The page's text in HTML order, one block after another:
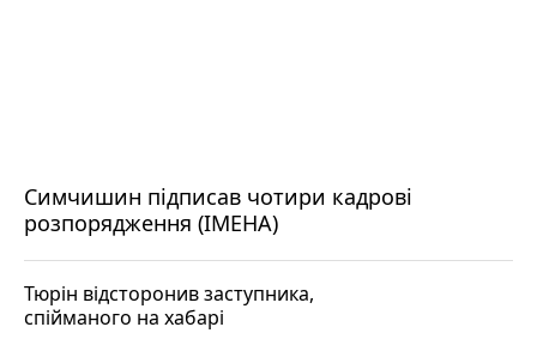
Симчишин підписав чотири кадрові
розпорядження (ІМЕНА)
Тюрін відсторонив заступника,
спійманого на хабарі